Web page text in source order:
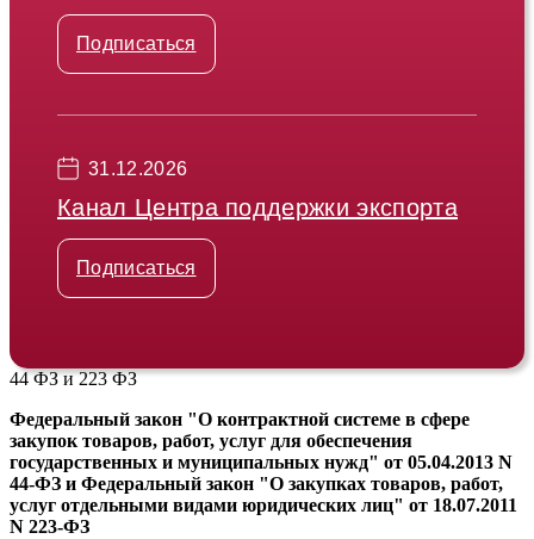
Подписаться
31.12.2026
Канал Центра поддержки экспорта
Подписаться
44 ФЗ и 223 ФЗ
Федеральный закон "О контрактной системе в сфере
закупок товаров, работ, услуг для обеспечения
государственных и муниципальных нужд" от 05.04.2013 N
44-ФЗ и Федеральный закон "О закупках товаров, работ,
услуг отдельными видами юридических лиц" от 18.07.2011
N 223-ФЗ